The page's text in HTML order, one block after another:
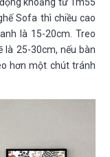
Sofa thì chiều cao
là 15-20cm. Treo
là 25-30cm, nếu bàn
hơn một chút tránh